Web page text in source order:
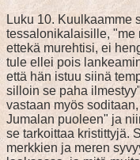
Luku 10. Kuulkaamme
tessalonikalaisille, "me
ettekä murehtisi, ei
tule ellei pois
että hän istuu siinä
silloin se paha
vastaan myös
Jumalan puoleen" ja
se tarkoittaa kristittyjä.
merkkien ja meren